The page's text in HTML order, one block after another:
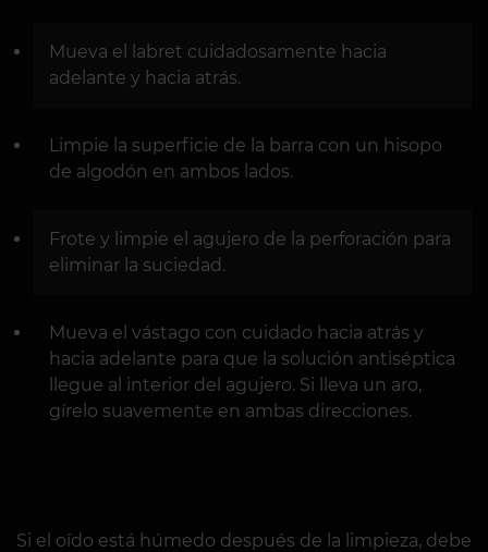
Mueva el labret cuidadosamente hacia
adelante y hacia atrás.
Limpie la superficie de la barra con un hisopo
de algodón en ambos lados.
Frote y limpie el agujero de la perforación para
eliminar la suciedad.
Mueva el vástago con cuidado hacia atrás y
hacia adelante para que la solución antiséptica
llegue al interior del agujero. Si lleva un aro,
gírelo suavemente en ambas direcciones.
Si el oído está húmedo después de la limpieza, debe